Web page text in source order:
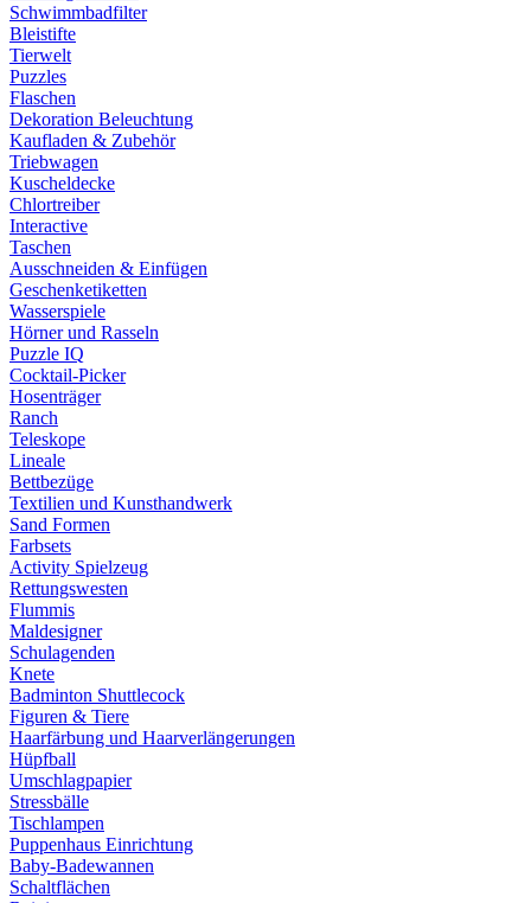
Schwimmbadfilter
Bleistifte
Tierwelt
Puzzles
Flaschen
Dekoration Beleuchtung
Kaufladen & Zubehör
Triebwagen
Kuscheldecke
Chlortreiber
Interactive
Taschen
Ausschneiden & Einfügen
Geschenketiketten
Wasserspiele
Hörner und Rasseln
Puzzle IQ
Cocktail-Picker
Hosenträger
Ranch
Teleskope
Lineale
Bettbezüge
Textilien und Kunsthandwerk
Sand Formen
Farbsets
Activity Spielzeug
Rettungswesten
Flummis
Maldesigner
Schulagenden
Knete
Badminton Shuttlecock
Figuren & Tiere
Haarfärbung und Haarverlängerungen
Hüpfball
Umschlagpapier
Stressbälle
Tischlampen
Puppenhaus Einrichtung
Baby-Badewannen
Schaltflächen